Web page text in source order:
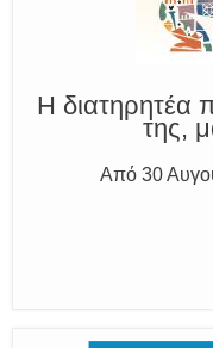
Η διατηρητέα